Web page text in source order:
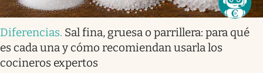
Diferencias. Sal fina, gruesa o parrillera: para qué
es cada una y cómo recomiendan usarla los
cocineros expertos